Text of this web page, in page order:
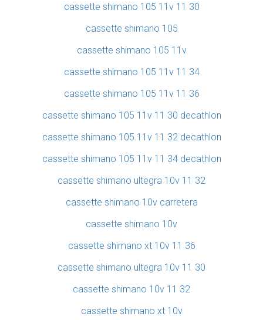
cassette shimano 105 11v 11 30
cassette shimano 105
cassette shimano 105 11v
cassette shimano 105 11v 11 34
cassette shimano 105 11v 11 36
cassette shimano 105 11v 11 30 decathlon
cassette shimano 105 11v 11 32 decathlon
cassette shimano 105 11v 11 34 decathlon
cassette shimano ultegra 10v 11 32
cassette shimano 10v carretera
cassette shimano 10v
cassette shimano xt 10v 11 36
cassette shimano ultegra 10v 11 30
cassette shimano 10v 11 32
cassette shimano xt 10v